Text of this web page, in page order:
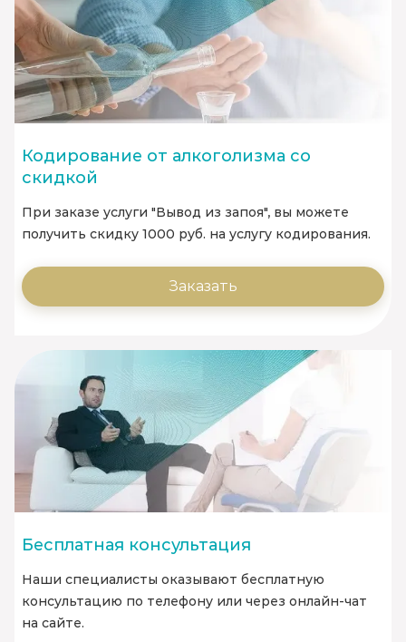
Кодирование от алкоголизма со
скидкой
При заказе услуги "Вывод из запоя", вы можете
получить скидку 1000 руб. на услугу кодирования.
Заказать
Бесплатная консультация
Наши специалисты оказывают бесплатную
консультацию по телефону или через онлайн-чат
на сайте.